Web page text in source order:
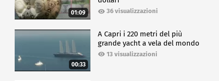
01:09 36 visualizzazioni
00:33
A Capri i 220 metri del più
grande yacht a vela del mondo
13 visualizzazioni